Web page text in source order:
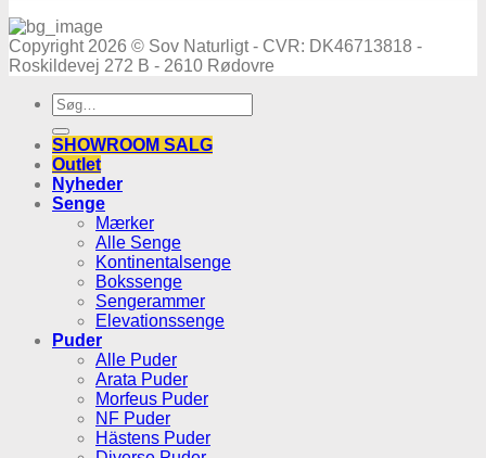
Copyright 2026 © Sov Naturligt - CVR: DK46713818 -
Roskildevej 272 B - 2610 Rødovre
Søg
efter:
SHOWROOM SALG
Outlet
Nyheder
Senge
Mærker
Alle Senge
Kontinentalsenge
Bokssenge
Sengerammer
Elevationssenge
Puder
Alle Puder
Arata Puder
Morfeus Puder
NF Puder
Hästens Puder